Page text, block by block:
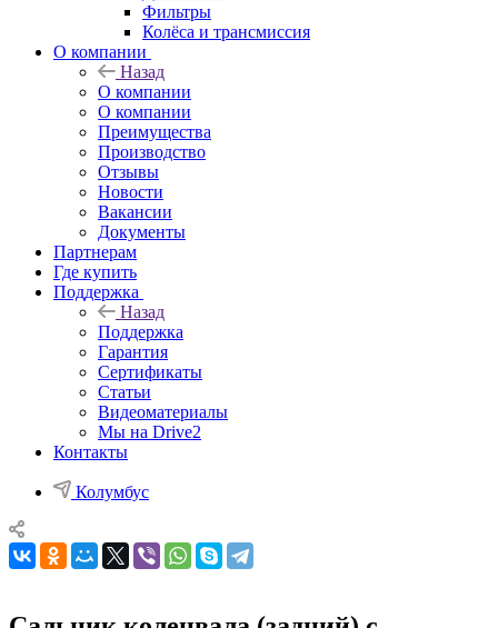
Фильтры
Колёса и трансмиссия
О компании
Назад
О компании
О компании
Преимущества
Производство
Отзывы
Новости
Вакансии
Документы
Партнерам
Где купить
Поддержка
Назад
Поддержка
Гарантия
Сертификаты
Статьи
Видеоматериалы
Мы на Drive2
Контакты
Колумбус